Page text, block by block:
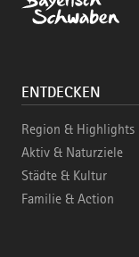
ENTDECKEN
Region & Highlights
Aktiv & Naturziele
Städte & Kultur
Familie & Action